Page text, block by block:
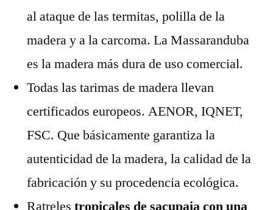
al ataque de las termitas, polilla de la
madera y a la carcoma. La Massaranduba
es la madera más dura de uso comercial.
Todas las tarimas de madera llevan
certificados europeos. AENOR, IQNET,
FSC. Que básicamente garantiza la
autenticidad de la madera, la calidad de la
fabricación y su procedencia ecológica.
Ratreles tropicales de sacupaia con una